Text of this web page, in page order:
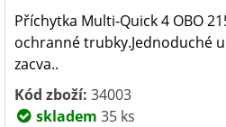
Příchytka Multi-Quick 4 OBO
ochranné trubky.Jednoduché
zacva..
Kód zboží: 34003
skladem 35 ks